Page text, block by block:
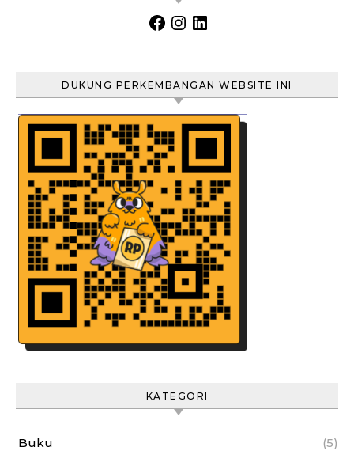
Facebook
Instagram
LinkedIn
DUKUNG PERKEMBANGAN WEBSITE INI
KATEGORI
Buku (5)